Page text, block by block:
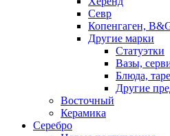
Севр
Копенгаген,
Другие марки
Статуэтки
Вазы,
Блюда,
Другие
Восточный
Керамика
Серебро